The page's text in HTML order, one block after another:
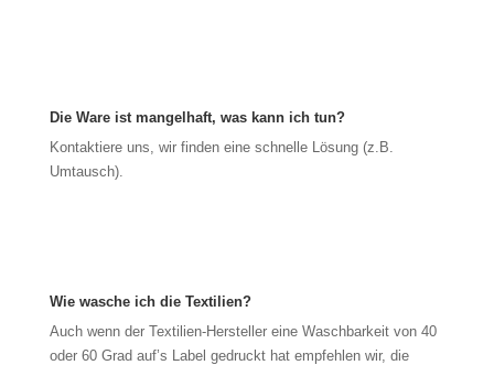
Die Ware ist mangelhaft, was kann ich tun?
Kontaktiere uns, wir finden eine schnelle Lösung (z.B.
Umtausch).
Wie wasche ich die Textilien?
Auch wenn der Textilien-Hersteller eine Waschbarkeit von 40
oder 60 Grad auf’s Label gedruckt hat empfehlen wir, die